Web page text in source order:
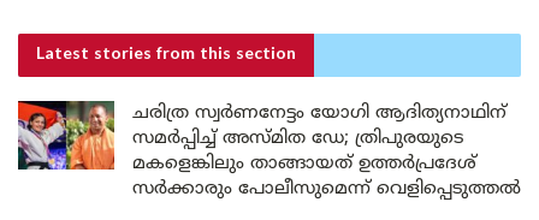
Latest stories from this section
ചരിത്ര സ്വർണനേട്ടം യോഗി ആദിത്യനാഥിന്
സമർപ്പിച്ച് അസ്മിത ഡേ; ത്രിപുരയുടെ
മകളെങ്കിലും താങ്ങായത് ഉത്തർപ്രദേശ്
സർക്കാരും പോലീസുമെന്ന് വെളിപ്പെടുത്തൽ